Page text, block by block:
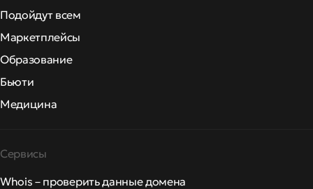
Подойдут всем
Маркетплейсы
Образование
Бьюти
Медицина
Сервисы
Whois – проверить данные домена